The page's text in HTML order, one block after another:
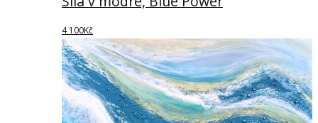
4 100Kč